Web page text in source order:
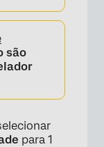
são
para 1